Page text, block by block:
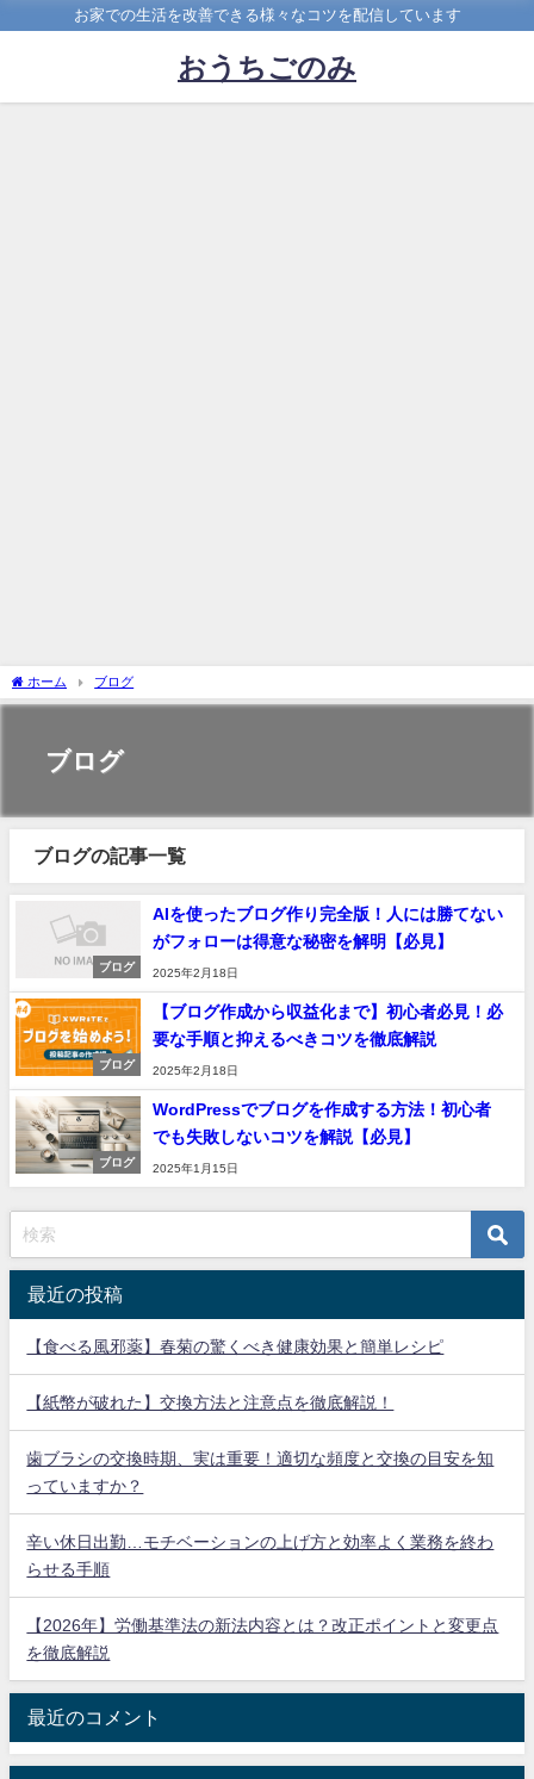
お家での生活を改善できる様々なコツを配信しています
おうちごのみ
ホーム ブログ
ブログ
ブログの記事一覧
ブログ
AIを使ったブログ作り完全版！人には勝てない
がフォローは得意な秘密を解明【必見】
2025年2月18日
ブログ
【ブログ作成から収益化まで】初心者必見！必
要な手順と抑えるべきコツを徹底解説
2025年2月18日
ブログ
WordPressでブログを作成する方法！初心者
でも失敗しないコツを解説【必見】
2025年1月15日
最近の投稿
【食べる風邪薬】春菊の驚くべき健康効果と簡単レシピ
【紙幣が破れた】交換方法と注意点を徹底解説！
歯ブラシの交換時期、実は重要！適切な頻度と交換の目安を知
っていますか？
辛い休日出勤…モチベーションの上げ方と効率よく業務を終わ
らせる手順
【2026年】労働基準法の新法内容とは？改正ポイントと変更点
を徹底解説
最近のコメント